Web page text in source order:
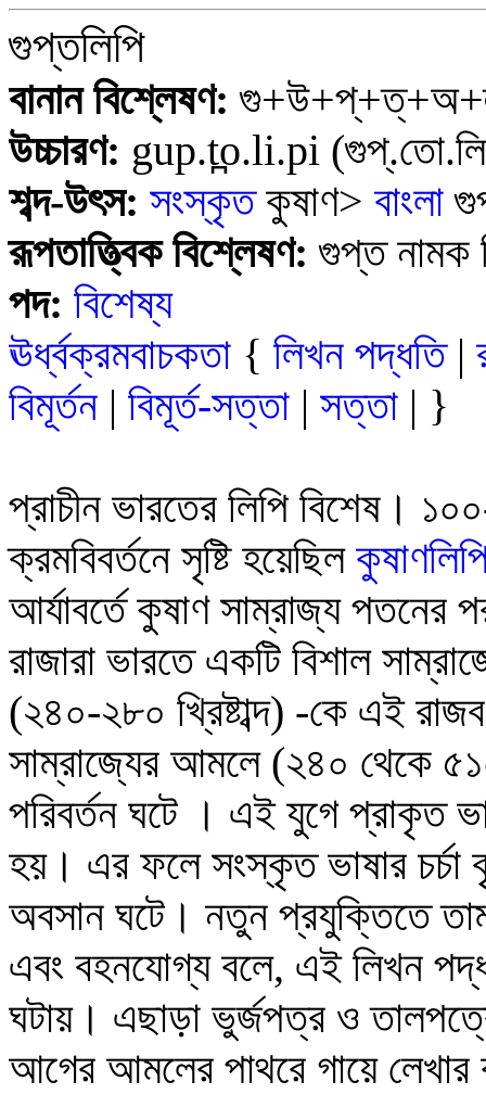
গুপ্তলিপি
বানান বিশ্লেষণ:
উচ্চারণ: gup.t̪o.li.pi
শব্দ-উৎস: সংস্কৃতকুষাণ> বাংলা
রূপতাত্ত্বিক বিশ্লেষণ:গুপ্ত নামক
পদ: বিশেষ্য
ঊর্ধ্বক্রমবাচকতা { লিখন পদ্ধতি|
বিমূর্তন | বিমূর্ত-সত্তা | সত্তা | }
প্রাচীন ভারতের লিপি বিশেষ।
ক্রমবিবর্তনে সৃষ্টি হয়েছিল
আর্যাবর্তে কুষাণ সাম্রাজ্য পতনের
রাজারা ভারতে একটি বিশাল
(২৪০-২৮০ খ্রিষ্টাব্দ) -কে এই
সাম্রাজ্যের আমলে (২৪০ থেকে ৫১০
পরিবর্তন ঘটে । এই যুগে প্রাকৃত
হয়। এর ফলে সংস্কৃত ভাষার চর্চা
অবসান ঘটে। নতুন প্রযুক্তিতে
এবং বহনযোগ্য বলে, এই লিখন
ঘটায়। এছাড়া ভুর্জপত্র ও
আগের আমলের পাথরে গায়ে লেখার